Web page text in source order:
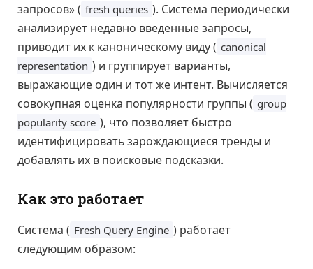
запросов» ( fresh queries ). Система периодически
анализирует недавно введенные запросы,
приводит их к каноническому виду ( canonical
representation ) и группирует варианты,
выражающие один и тот же интент. Вычисляется
совокупная оценка популярности группы ( group
popularity score ), что позволяет быстро
идентифицировать зарождающиеся тренды и
добавлять их в поисковые подсказки.
Как это работает
Система ( Fresh Query Engine ) работает
следующим образом: